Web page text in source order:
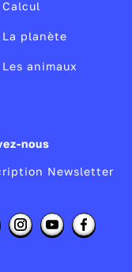
Calcul
La planète
Les animaux
nous
Newsletter